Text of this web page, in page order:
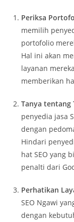
Periksa
memilih
portofolio
Hal ini akan
layanan
memberikan
Tanya tentang
penyedia jasa
dengan
Hindari
hat SEO yang
penalti dari
Perhatikan
SEO Ngawi
dengan